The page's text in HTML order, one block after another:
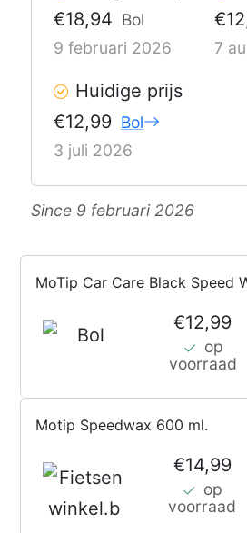
€18,94 Bol
9 februari 2026
7
Huidige prijs
€12,99 Bol
3 juli 2026
Since 9 februari 2026
MoTip Car Care Black Speed
€12,99
op
voorraad
Motip Speedwax 600 ml.
€14,99
op
voorraad